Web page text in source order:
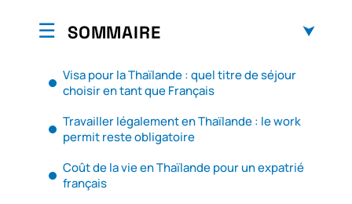
SOMMAIRE
Visa pour la Thaïlande : quel titre de séjour
choisir en tant que Français
Travailler légalement en Thaïlande : le work
permit reste obligatoire
Coût de la vie en Thaïlande pour un expatrié
français